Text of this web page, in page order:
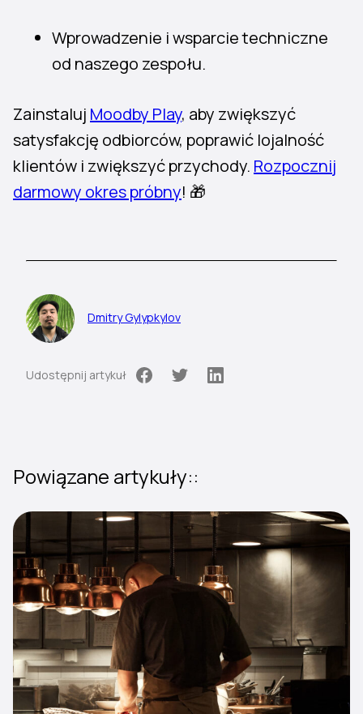
Wprowadzenie i wsparcie techniczne
od naszego zespołu.
Zainstaluj Moodby Play, aby zwiększyć
satysfakcję odbiorców, poprawić lojalność
klientów i zwiększyć przychody. Rozpocznij
darmowy okres próbny! 🎁
Dmitry Gylypkylov
Udostępnij artykuł
Powiązane artykuły::